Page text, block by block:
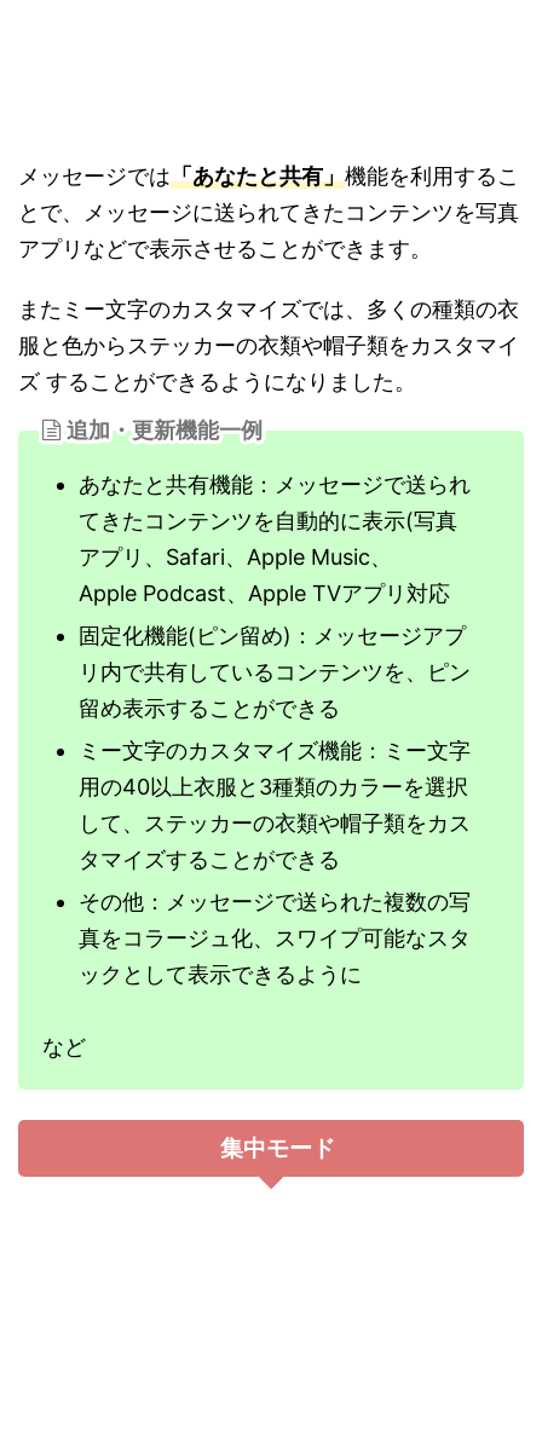
メッセージでは「あなたと共有」機能を利用するこ
とで、メッセージに送られてきたコンテンツを写真
アプリなどで表示させることができます。
またミー文字のカスタマイズでは、多くの種類の衣
服と色からステッカーの衣類や帽子類をカスタマイ
ズ することができるようになりました。
追加・更新機能一例
あなたと共有機能：メッセージで送られ
てきたコンテンツを自動的に表示(写真
アプリ、Safari、Apple Music、
Apple Podcast、Apple TVアプリ対応
固定化機能(ピン留め)：メッセージアプ
リ内で共有しているコンテンツを、ピン
留め表示することができる
ミー文字のカスタマイズ機能：ミー文字
用の40以上衣服と3種類のカラーを選択
して、ステッカーの衣類や帽子類をカス
タマイズすることができる
その他：メッセージで送られた複数の写
真をコラージュ化、スワイプ可能なスタ
ックとして表示できるように
など
集中モード